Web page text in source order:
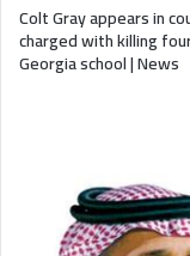
Colt Gray appears in
charged with killing
Georgia school | News